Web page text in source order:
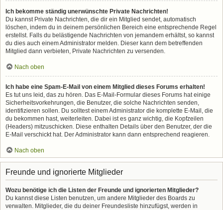
Ich bekomme ständig unerwünschte Private Nachrichten!
Du kannst Private Nachrichten, die dir ein Mitglied sendet, automatisch
löschen, indem du in deinem persönlichen Bereich eine entsprechende Regel
erstellst. Falls du belästigende Nachrichten von jemandem erhältst, so kannst
du dies auch einem Administrator melden. Dieser kann dem betreffenden
Mitglied dann verbieten, Private Nachrichten zu versenden.
Nach oben
Ich habe eine Spam-E-Mail von einem Mitglied dieses Forums erhalten!
Es tut uns leid, das zu hören. Das E-Mail-Formular dieses Forums hat einige
Sicherheitsvorkehrungen, die Benutzer, die solche Nachrichten senden,
identifizieren sollen. Du solltest einem Administrator die komplette E-Mail, die
du bekommen hast, weiterleiten. Dabei ist es ganz wichtig, die Kopfzeilen
(Headers) mitzuschicken. Diese enthalten Details über den Benutzer, der die
E-Mail verschickt hat. Der Administrator kann dann entsprechend reagieren.
Nach oben
Freunde und ignorierte Mitglieder
Wozu benötige ich die Listen der Freunde und ignorierten Mitglieder?
Du kannst diese Listen benutzen, um andere Mitglieder des Boards zu
verwalten. Mitglieder, die du deiner Freundesliste hinzufügst, werden in